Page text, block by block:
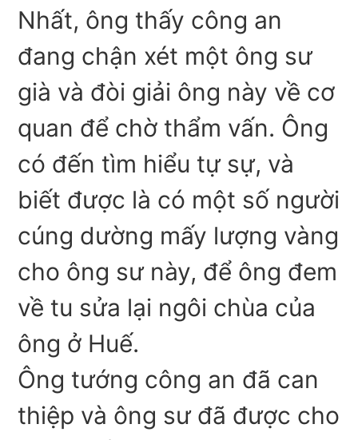
Nhất, ông thấy công an
đang chận xét một ông sư
già và đòi giải ông này về cơ
quan để chờ thẩm vấn. Ông
có đến tìm hiểu tự sự, và
biết được là có một số người
cúng dường mấy lượng vàng
cho ông sư này, để ông đem
về tu sửa lại ngôi chùa của
ông ở Huế.
Ông tướng công an đã can
thiệp và ông sư đã được cho